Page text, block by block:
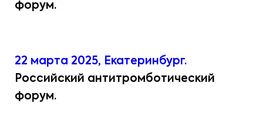
форум.
22 марта 2025, Екатеринбург.
Российский антитромботический
форум.